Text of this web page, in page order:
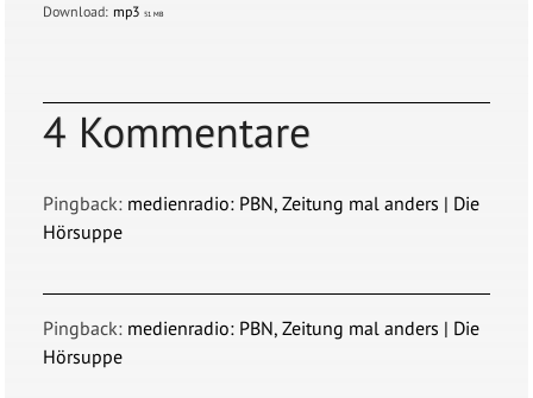
Download: mp3 51 MB
4 Kommentare
Pingback: medienradio: PBN, Zeitung mal anders | Die
Hörsuppe
Pingback: medienradio: PBN, Zeitung mal anders | Die
Hörsuppe